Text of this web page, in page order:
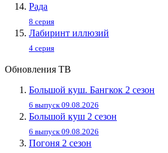
Рада
8 серия
Лабиринт иллюзий
4 серия
Обновления ТВ
Большой куш. Бангкок 2 сезон
6 выпуск 09.08.2026
Большой куш 2 сезон
6 выпуск 09.08.2026
Погоня 2 сезон